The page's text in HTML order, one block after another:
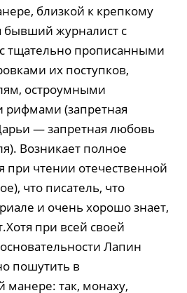
близкой к крепкому
бывший журналист с
тщательно прописанными
их поступков,
остроумными
(запретная
— запретная любовь
Возникает полное
при чтении отечественной
что писатель, что
и очень хорошо знает,
при всей своей
Лапин
пошутить в
манере: так, монаху,